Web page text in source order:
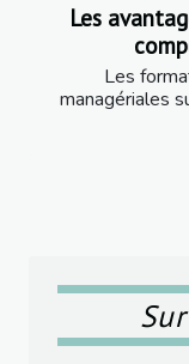
Les
Les
managériales